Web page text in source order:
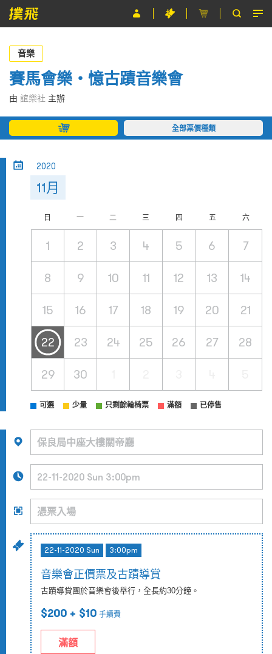
節目
主辦單位
關於撲飛
條款及細則
音樂
賽馬會樂・憶古蹟音樂會
由 誼樂社 主辦
全部票價種類
2020
11月
日 一 二 三 四 五 六
1 2 3 4 5 6 7
8 9 10 11 12 13 14
15 16 17 18 19 20 21
22 23 24 25 26 27 28
29 30
可選 少量 只剩餘輪椅票 滿額 已停售
22-11-2020 Sun 3:00pm
音樂會正價票及古蹟導賞
古蹟導賞團於音樂會後舉行，全長約30分鐘。
$200 + $10 手續費
滿額